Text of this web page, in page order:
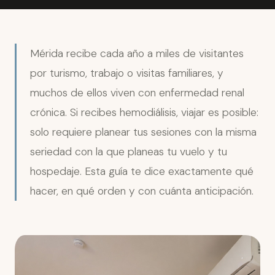
Mérida recibe cada año a miles de visitantes
por turismo, trabajo o visitas familiares, y
muchos de ellos viven con enfermedad renal
crónica. Si recibes hemodiálisis, viajar es posible:
solo requiere planear tus sesiones con la misma
seriedad con la que planeas tu vuelo y tu
hospedaje. Esta guía te dice exactamente qué
hacer, en qué orden y con cuánta anticipación.